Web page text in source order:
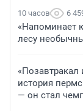
10 часов 6
«Напоминает
лесу
история
— он стал